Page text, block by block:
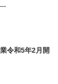
令和5年2月開